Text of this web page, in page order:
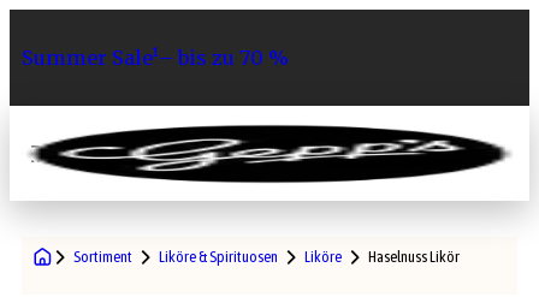
Summer Sale¹– bis zu 70 %
0
Sortiment Liköre & Spirituosen Liköre Haselnuss Likör